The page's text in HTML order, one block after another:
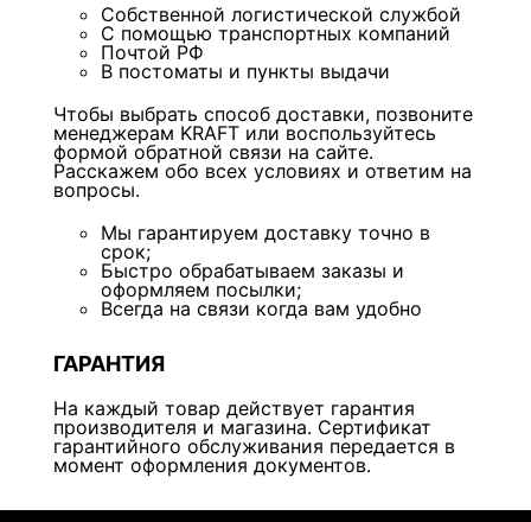
Собственной логистической службой
С помощью транспортных компаний
Почтой РФ
В постоматы и пункты выдачи
Чтобы выбрать способ доставки, позвоните
менеджерам KRAFT или воспользуйтесь
формой обратной связи на сайте.
Расскажем обо всех условиях и ответим на
вопросы.
Мы гарантируем доставку точно в
срок;
Быстро обрабатываем заказы и
оформляем посылки;
Всегда на связи когда вам удобно
ГАРАНТИЯ
На каждый товар действует гарантия
производителя и магазина. Сертификат
гарантийного обслуживания передается в
момент оформления документов.